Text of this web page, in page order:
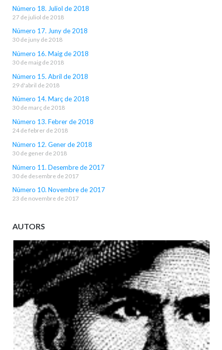
Número 18. Juliol de 2018
27 de juliol de 2018
Número 17. Juny de 2018
30 de juny de 2018
Número 16. Maig de 2018
30 de maig de 2018
Número 15. Abril de 2018
29 d'abril de 2018
Número 14. Març de 2018
30 de març de 2018
Número 13. Febrer de 2018
24 de febrer de 2018
Número 12. Gener de 2018
30 de gener de 2018
Número 11. Desembre de 2017
30 de desembre de 2017
Número 10. Novembre de 2017
23 de novembre de 2017
AUTORS